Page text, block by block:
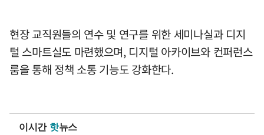
현장 교직원들의 연수 및 연구를 위한 세미나실과 디지
털 스마트실도 마련했으며, 디지털 아카이브와 컨퍼런스
룸을 통해 정책 소통 기능도 강화한다.
이시간 핫뉴스